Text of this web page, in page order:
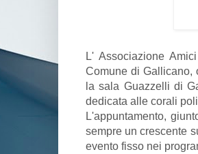
L' Associazione
Comune di Gallicano,
la sala Guazzelli di
dedicata alle corali
L'appuntamento,
sempre un crescente
evento fisso nei